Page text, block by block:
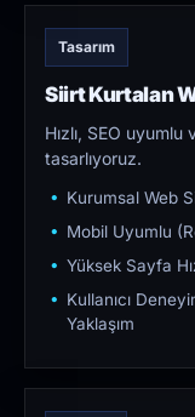
Tasarım
Siirt Kurtalan
Hızlı, SEO
tasarlıyoruz.
Kurumsal Web
Mobil Uyumlu
Yüksek Sayfa
Kullanıcı
Yaklaşım